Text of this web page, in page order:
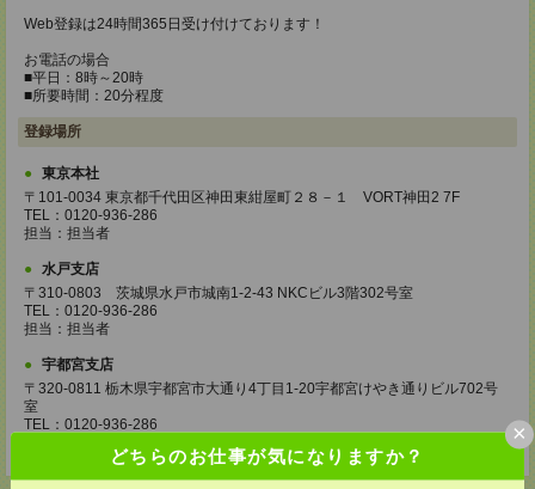
どちらのお仕事が気になりますか？
×
Web登録は24時間365日受け付けております！
お電話の場合
■平日：8時～20時
■所要時間：20分程度
登録場所
東京本社
〒101-0034 東京都千代田区神田東紺屋町２８－１ VORT神田2 7F
TEL：0120-936-286
担当：担当者
水戸支店
〒310-0803 茨城県水戸市城南1-2-43 NKCビル3階302号室
TEL：0120-936-286
担当：担当者
宇都宮支店
〒320-0811 栃木県宇都宮市大通り4丁目1-20宇都宮けやき通りビル702号
室
TEL：0120-936-286